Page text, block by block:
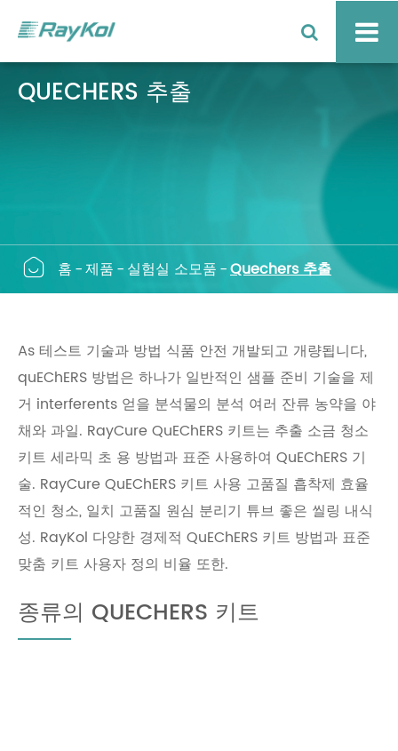
QUECHERS 추출
 홈 제품 실험실 소모품 Quechers 추출
As 테스트 기술과 방법 식품 안전 개발되고 개량됩니다,
quEChERS 방법은 하나가 일반적인 샘플 준비 기술을 제
거 interferents 얻을 분석물의 분석 여러 잔류 농약을 야
채와 과일. RayCure QuEChERS 키트는 추출 소금 청소
키트 세라믹 초 용 방법과 표준 사용하여 QuEChERS 기
술. RayCure QuEChERS 키트 사용 고품질 흡착제 효율
적인 청소, 일치 고품질 원심 분리기 튜브 좋은 씰링 내식
성. RayKol 다양한 경제적 QuEChERS 키트 방법과 표준
맞춤 키트 사용자 정의 비율 또한.
종류의 QUECHERS 키트